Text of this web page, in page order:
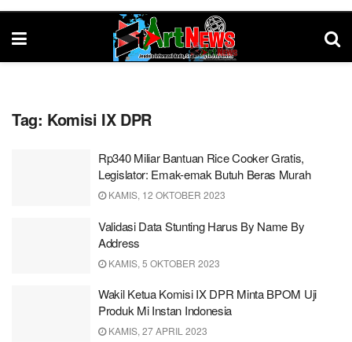
Tag: Komisi IX DPR
Rp340 Miliar Bantuan Rice Cooker Gratis,
Legislator: Emak-emak Butuh Beras Murah
KAMIS, 12 OKTOBER 2023
Validasi Data Stunting Harus By Name By
Address
KAMIS, 5 OKTOBER 2023
Wakil Ketua Komisi IX DPR Minta BPOM Uji
Produk Mi Instan Indonesia
KAMIS, 27 APRIL 2023